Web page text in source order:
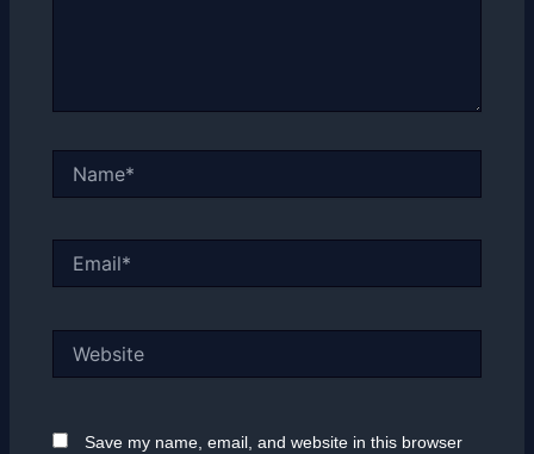
Save my name, email, and website in this browser